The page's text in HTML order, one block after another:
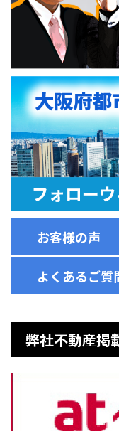
お客様の声
よくあるご質
弊社不動産掲